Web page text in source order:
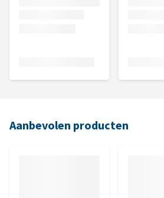
Aanbevolen producten